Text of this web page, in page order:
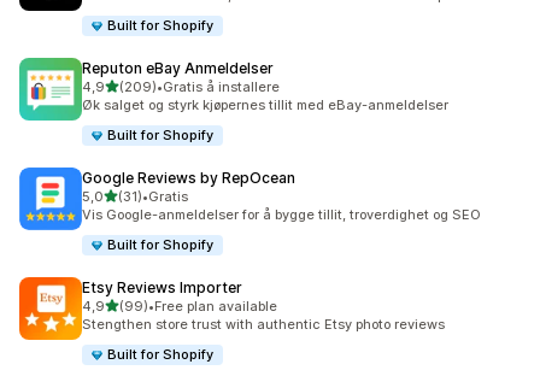
Built for Shopify
Reputon eBay Anmeldelser
4,9av 5 stjerner
(209)
Totalt 209 omtaler
•Gratis å installere
Øk salget og styrk kjøpernes tillit med eBay-anmeldelser
Built for Shopify
Google Reviews by RepOcean
5,0av 5 stjerner
(31)
Totalt 31 omtaler
•Gratis
Vis Google-anmeldelser for å bygge tillit, troverdighet og SEO
Built for Shopify
Etsy Reviews Importer
4,9av 5 stjerner
(99)
Totalt 99 omtaler
•Free plan available
Stengthen store trust with authentic Etsy photo reviews
Built for Shopify